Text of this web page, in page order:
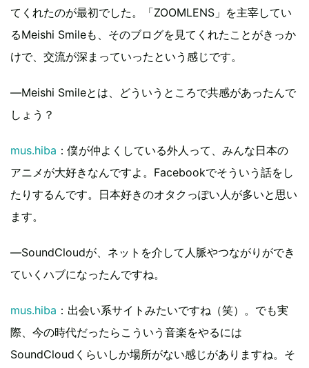
てくれたのが最初でした。「ZOOMLENS」を主宰してい
るMeishi Smileも、そのブログを見てくれたことがきっか
けで、交流が深まっていったという感じです。
―Meishi Smileとは、どういうところで共感があったんで
しょう？
mus.hiba ：僕が仲よくしている外人って、みんな日本の
アニメが大好きなんですよ。Facebookでそういう話をし
たりするんです。日本好きのオタクっぽい人が多いと思い
ます。
―SoundCloudが、ネットを介して人脈やつながりができ
ていくハブになったんですね。
mus.hiba ：出会い系サイトみたいですね（笑）。でも実
際、今の時代だったらこういう音楽をやるには
SoundCloudくらいしか場所がない感じがありますね。そ